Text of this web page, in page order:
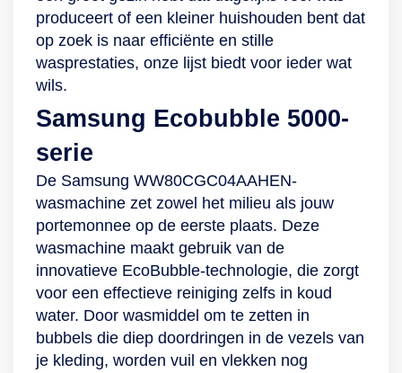
prestaties. De kracht
van bubbels Het
geheim achter deze
wasresultaten is het
wasmiddel om in
bubbels die snel
stof, waarna vuil op
wordt verwijderd. Dit
hardnekkig vuil en
99,9% van bacteriën
en allergenen van
keuze is het
microplastic afgeeft.
meteen het milieu
Drum Clean-
apparaat heeft door
de Invertor Motor
een stil
het device een van
produceert of een kleiner huishouden bent dat
op zoek is naar efficiënte en stille
wasprestaties, onze lijst biedt voor ieder wat
wils.
Samsung Ecobubble 5000-
serie
De Samsung WW80CGC04AAHEN-
wasmachine zet zowel het milieu als jouw
portemonnee op de eerste plaats. Deze
wasmachine maakt gebruik van de
innovatieve EcoBubble-technologie, die zorgt
voor een effectieve reiniging zelfs in koud
water. Door wasmiddel om te zetten in
bubbels die diep doordringen in de vezels van
je kleding, worden vuil en vlekken nog